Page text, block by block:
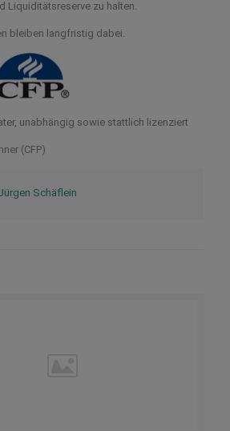
Liquiditätsreserve zu halten.
bleiben langfristig dabei.
unabhängig sowie stattlich lizenziert
(CFP)
Schäflein